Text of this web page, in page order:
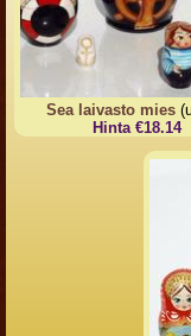
Sea laivasto mies
Hinta €18.14